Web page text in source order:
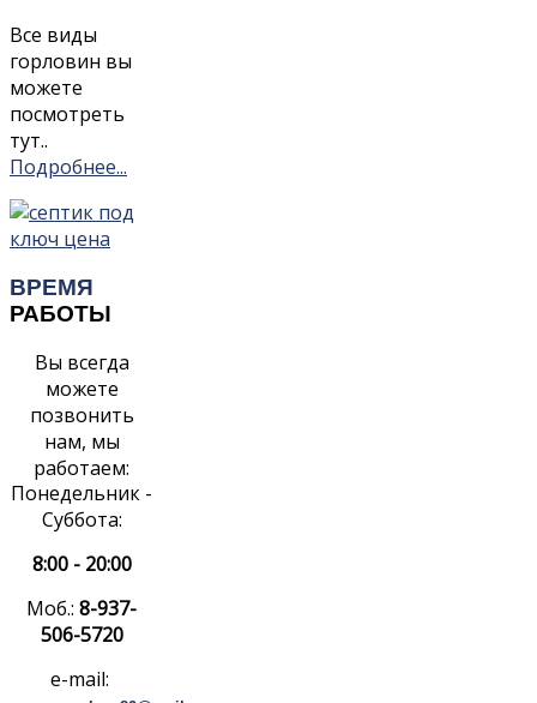
Все виды
горловин вы
можете
посмотреть
тут..
Подробнее...
ВРЕМЯ
РАБОТЫ
Вы всегда
можете
позвонить
нам, мы
работаем:
Понедельник -
Суббота:
8:00 - 20:00
Моб.:8-937-
506-5720
e-mail: